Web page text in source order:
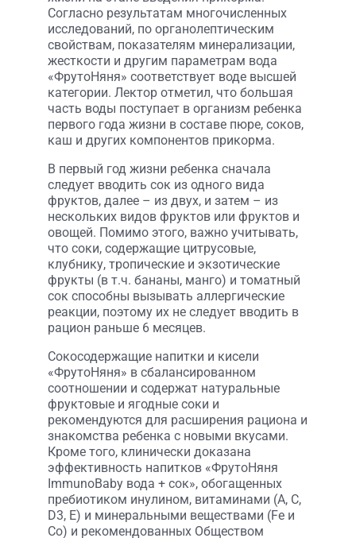
Согласно результатам многочисленных
исследований, по органолептическим
свойствам, показателям минерализации,
жесткости и другим параметрам вода
«ФрутоНяня» соответствует воде высшей
категории. Лектор отметил, что большая
часть воды поступает в организм ребенка
первого года жизни в составе пюре, соков,
каш и других компонентов прикорма.
В первый год жизни ребенка сначала
следует вводить сок из одного вида
фруктов, далее – из двух, и затем – из
нескольких видов фруктов или фруктов и
овощей. Помимо этого, важно учитывать,
что соки, содержащие цитрусовые,
клубнику, тропические и экзотические
фрукты (в т.ч. бананы, манго) и томатный
сок способны вызывать аллергические
реакции, поэтому их не следует вводить в
рацион раньше 6 месяцев.
Сокосодержащие напитки и кисели
«ФрутоНяня» в сбалансированном
соотношении и содержат натуральные
фруктовые и ягодные соки и
рекомендуются для расширения рациона и
знакомства ребенка с новыми вкусами.
Кроме того, клинически доказана
эффективность напитков «ФрутоНяня
ImmunoBaby вода + сок», обогащенных
пребиотиком инулином, витаминами (А, С,
D3, E) и минеральными веществами (Fe и
Co) и рекомендованных Обществом